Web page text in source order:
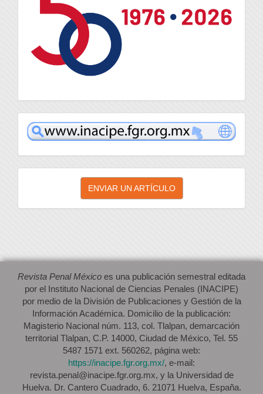
inacipe
Enviar
artículo
ENVIAR UN ARTÍCULO
Revista Penal México es una publicación semestral editada
por el Instituto Nacional de Ciencias Penales (INACIPE)
por medio de la División de Publicaciones y Gestión de la
Información Académica. Domicilio de la publicación:
Magisterio Nacional núm. 113, col. Tlalpan, demarcación
territorial Tlalpan, C.P. 14000, Ciudad de México, Tel. 55
5487 1571 ext. 560262, página web:
https://inacipe.fgr.org.mx/, e-mail:
revista.penal@inacipe.fgr.org.mx, y la Universidad de
Huelva. Dr. Cantero Cuadrado, 6. 21071 Huelva, España.